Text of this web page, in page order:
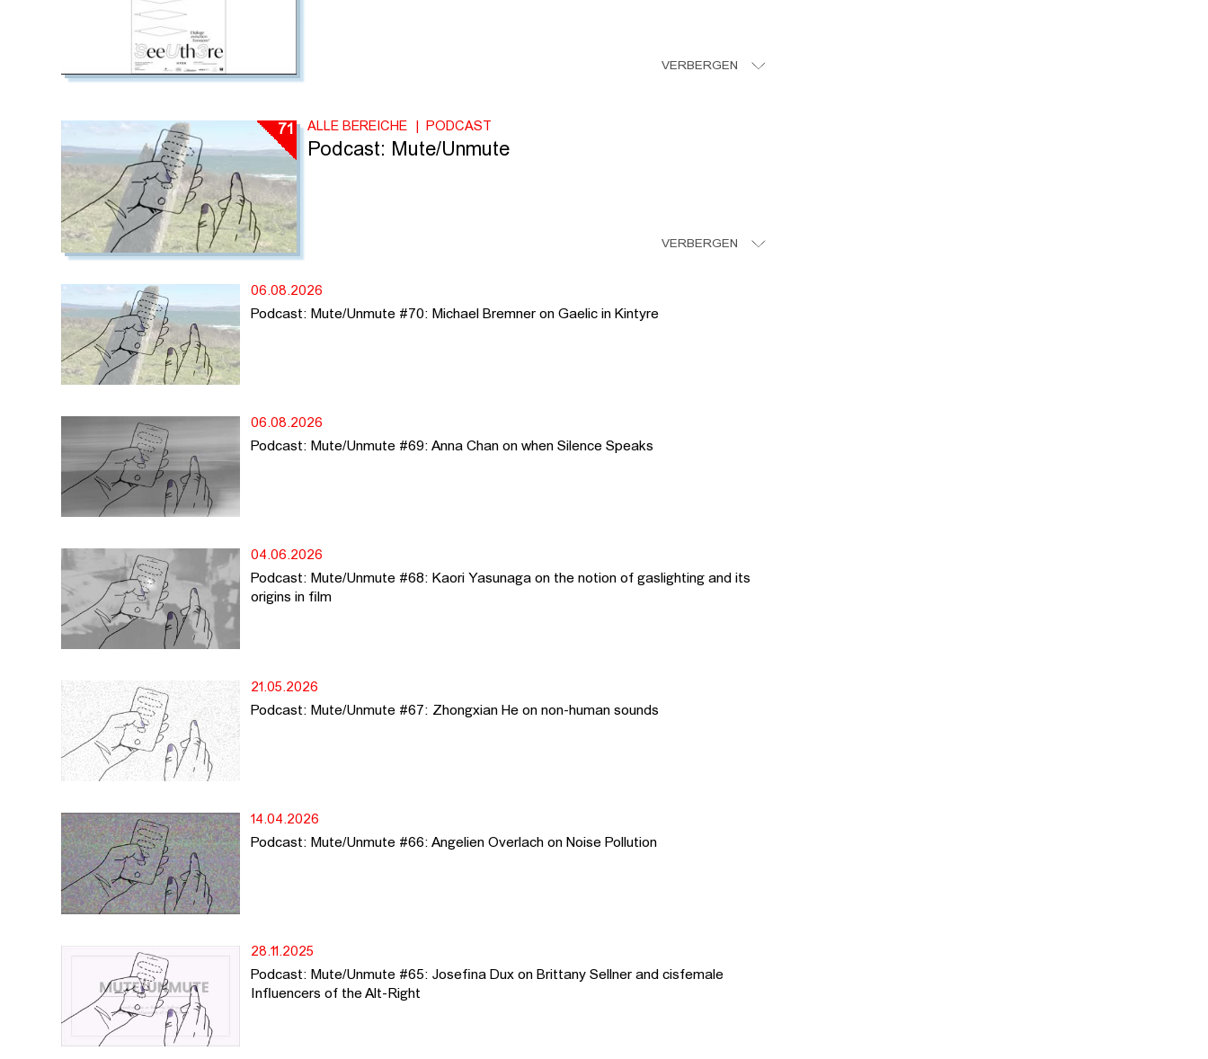
VERBERGEN
71 ALLE BEREICHE PODCAST
Podcast: Mute/Unmute
VERBERGEN
06.08.2026
Podcast: Mute/Unmute #70: Michael Bremner on Gaelic in Kintyre
06.08.2026
Podcast: Mute/Unmute #69: Anna Chan on when Silence Speaks
04.06.2026
Podcast: Mute/Unmute #68: Kaori Yasunaga on the notion of gaslighting and its
origins in film
21.05.2026
Podcast: Mute/Unmute #67: Zhongxian He on non-human sounds
14.04.2026
Podcast: Mute/Unmute #66: Angelien Overlach on Noise Pollution
28.11.2025
Podcast: Mute/Unmute #65: Josefina Dux on Brittany Sellner and cisfemale
Influencers of the Alt-Right